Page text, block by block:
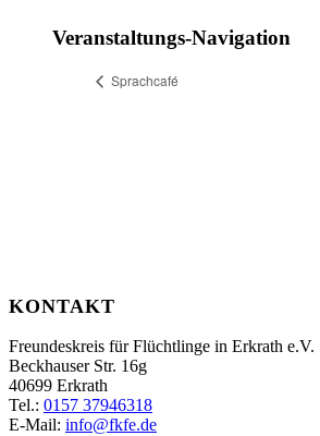
Veranstaltungs-Navigation
Sprachcafé
KONTAKT
Freundeskreis für Flüchtlinge in Erkrath e.V.
Beckhauser Str. 16g
40699 Erkrath
Tel.: 0157 37946318
E-Mail: info@fkfe.de